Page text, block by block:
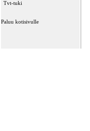
Tvt-tuki
Paluu kotisivulle